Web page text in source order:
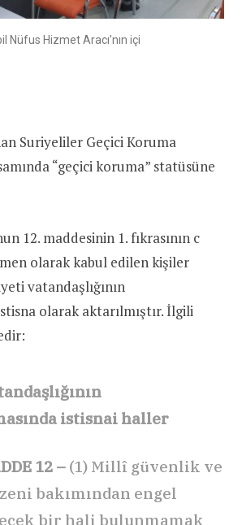
Nüfus Hizmet Aracı’nın içi
Suriyeliler Geçici Koruma
“geçici koruma” statüsüne
12. maddesinin 1. fıkrasının c
olarak kabul edilen kişiler
vatandaşlığının
olarak aktarılmıştır. İlgili
istisnai haller
12 – (1) Millî güvenlik ve
bakımından engel
bir hali bulunmamak